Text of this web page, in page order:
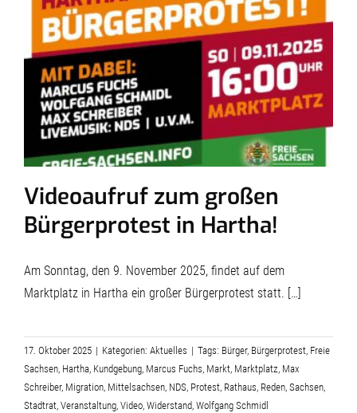
Videoaufruf zum großen
Bürgerprotest in Hartha!
Am Sonntag, den 9. November 2025, findet auf dem
Marktplatz in Hartha ein großer Bürgerprotest statt. […]
17. Oktober 2025 | Kategorien: Aktuelles | Tags: Bürger, Bürgerprotest, Freie
Sachsen, Hartha, Kundgebung, Marcus Fuchs, Markt, Marktplatz, Max
Schreiber, Migration, Mittelsachsen, NDS, Protest, Rathaus, Reden, Sachsen,
Stadtrat, Veranstaltung, Video, Widerstand, Wolfgang Schmidl